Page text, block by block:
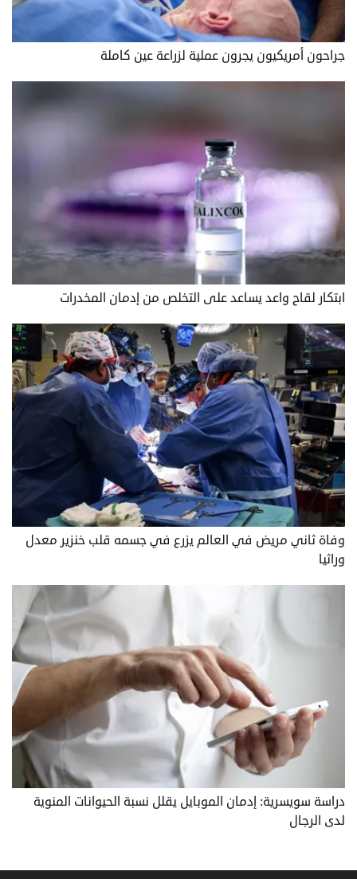
جراحون أمريكيون يجرون عملية لزراعة عين كاملة
ابتكار لقاح واعد يساعد على التخلص من إدمان المخدرات
وفاة ثاني مريض في العالم يزرع في جسمه قلب خنزير معدل
وراثيا
دراسة سويسرية: إدمان الموبايل يقلل نسبة الحيوانات المنوية
لدى الرجال